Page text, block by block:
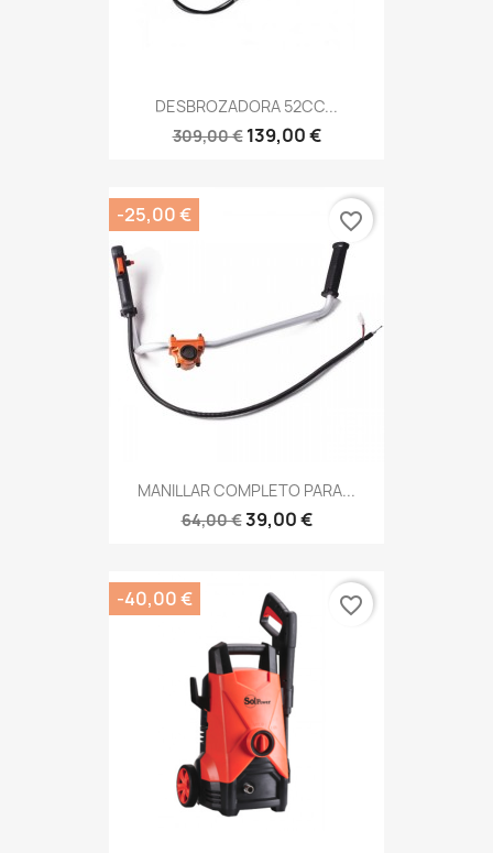
DESBROZADORA 52CC...
309,00 € 139,00 €
MANILLAR COMPLETO PARA...
64,00 €39,00 €
-25,00 € favorite_border
-40,00 € favorite_border